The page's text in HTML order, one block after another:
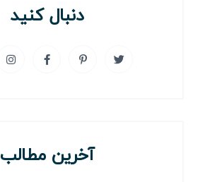
دنبال کنید
آخرین مطالب